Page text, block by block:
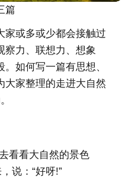
篇
家或多或少都会接触过
察力、联想力、想象
如何写一篇有思想、
大家整理的走进大自然
看看大自然的景色
说：“好呀!”